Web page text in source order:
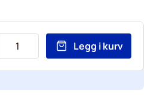
Legg i kurv